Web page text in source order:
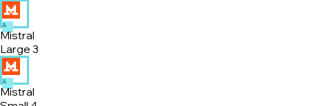
A
Mistral
Large 3
A
Mistral